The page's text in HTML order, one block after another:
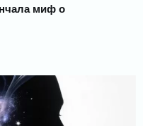
миф о